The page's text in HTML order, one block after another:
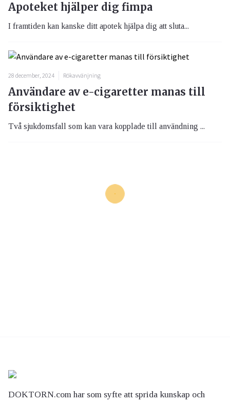
Apoteket hjälper dig fimpa
I framtiden kan kanske ditt apotek hjälpa dig att sluta...
28 december, 2024 Rökavvänjning
Användare av e-cigaretter manas till
försiktighet
Två sjukdomsfall som kan vara kopplade till användning ...
DOKTORN.com har som syfte att sprida kunskap och